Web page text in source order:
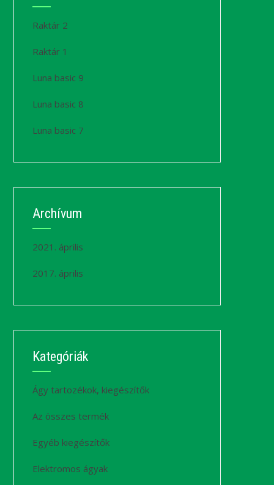
Raktár 2
Raktár 1
Luna basic 9
Luna basic 8
Luna basic 7
Archívum
2021. április
2017. április
Kategóriák
Ágy tartozékok, kiegészítők
Az összes termék
Egyéb kiegészítők
Elektromos ágyak